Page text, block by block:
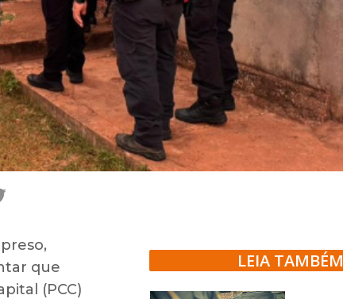
que
(PCC)
LEIA TAMBÉM